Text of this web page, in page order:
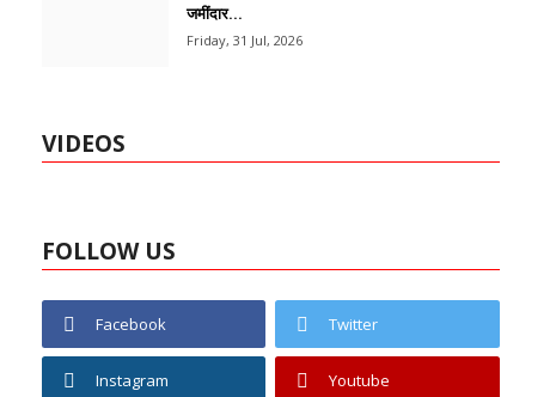
जमींदार...
Friday, 31 Jul, 2026
VIDEOS
FOLLOW US
Facebook Twitter
Instagram Youtube